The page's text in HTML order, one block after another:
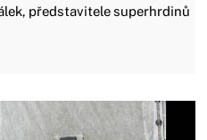
představitele superhrdinů